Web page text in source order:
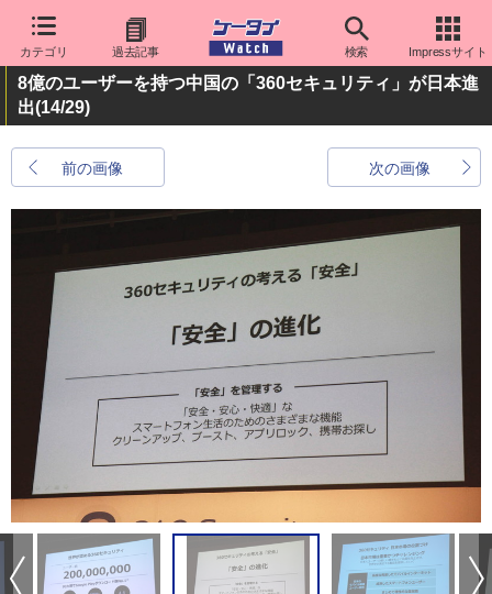
カテゴリ 過去記事 検索 Impressサイト
8億のユーザーを持つ中国の「360セキュリティ」が日本進
出(14/29)
前の画像 次の画像